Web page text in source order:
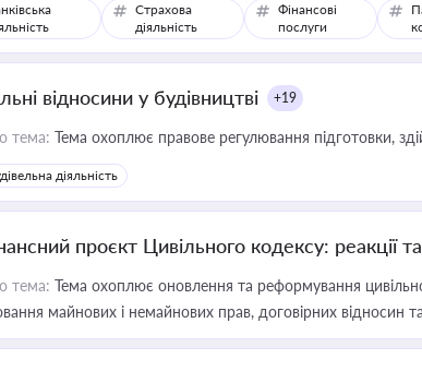
Страхова
діяльність
Фінансові
послуги
відносини у будівництві +19
тема: Тема охоплює правове регулювання підготовки,
діяльність
проєкт Цивільного кодексу: реакції
тема: Тема охоплює оновлення та реформування
майнових і немайнових прав, договірних відносин